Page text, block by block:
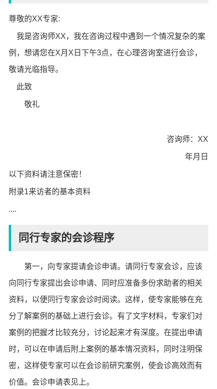
尊敬的XX专家:
我是咨询师XX，我在咨询过程中遇到一个情况复杂的案
例，想请您在X月X日下午3点，在心理咨询室进行会诊，
敬请光临指导。
此致
敬礼
咨询师：XX
年月日
以下资料请注意保密！
附录1来访者的基本资料
....
同行专家的会诊程序
第一，向专家提请会诊申请。请同行专家会诊，应该
向同行专家提出会诊申请、同时应准备多份求助者的相关
资料，以便同行专家会诊时阅读。这样，使专家能够在充
分了解案例的基础上进行会诊。有了文字材料，专家们对
案例的把握才比较充分，讨论起来才有深度。在提出申请
时，可以在申请后附上案例的基本情况资料，同时注明保
密，这样使专家可以在会诊前研究案例，使会诊高效而有
价值。会诊申请表见上。